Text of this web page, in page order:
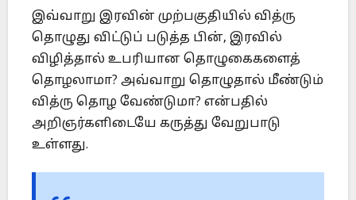
இவ்வாறு இரவின் முற்பகுதியில் வித்ரு
தொழுது விட்டுப் படுத்த பின், இரவில்
விழித்தால் உபரியான தொழுகைகளைத்
தொழலாமா? அவ்வாறு தொழுதால் மீண்டும்
வித்ரு தொழ வேண்டுமா? என்பதில்
அறிஞர்களிடையே கருத்து வேறுபாடு
உள்ளது.